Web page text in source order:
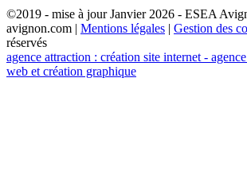
©2019 - mise à jour Janvier 2026 - ESEA
avignon.com | Mentions légales | Gestion des
réservés
agence attraction : création site internet -
web et création graphique